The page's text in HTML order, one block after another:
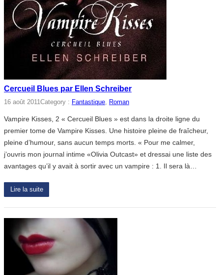
Cercueil Blues par Ellen Schreiber
16 août 2011Category : Fantastique, Roman
Vampire Kisses, 2 « Cercueil Blues » est dans la droite ligne du
premier tome de Vampire Kisses. Une histoire pleine de fraîcheur,
pleine d’humour, sans aucun temps morts. « Pour me calmer,
j’ouvris mon journal intime «Olivia Outcast» et dressai une liste des
avantages qu’il y avait à sortir avec un vampire : 1. Il sera là…
Lire la suite